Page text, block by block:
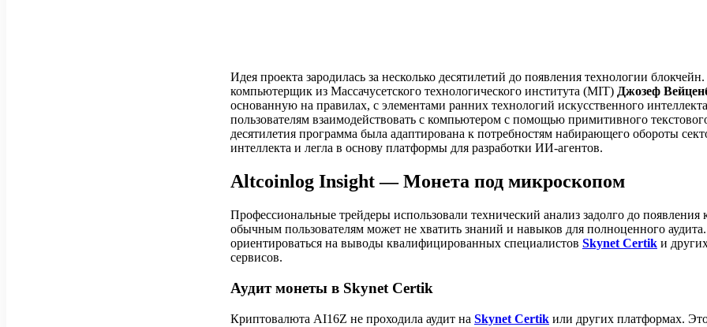
Идея проекта зародилась за несколько десятилетий до появления технологии
компьютерщик из Массачусетского технологического института (MIT) Джозеф
основанную на правилах, с элементами ранних технологий искусственного
пользователям взаимодействовать с компьютером с помощью примитивного
десятилетия программа была адаптирована к потребностям набирающего обороты
интеллекта и легла в основу платформы для разработки ИИ-агентов.
Altcoinlog Insight — Монета под микроскопом
Профессиональные трейдеры использовали технический анализ задолго до появления
обычным пользователям может не хватить знаний и навыков для полноценного
ориентироваться на выводы квалифицированных специалистов Skynet Certik и
сервисов.
Аудит монеты в Skynet Certik
Криптовалюта AI16Z не проходила аудит на Skynet Certik или других платформах.